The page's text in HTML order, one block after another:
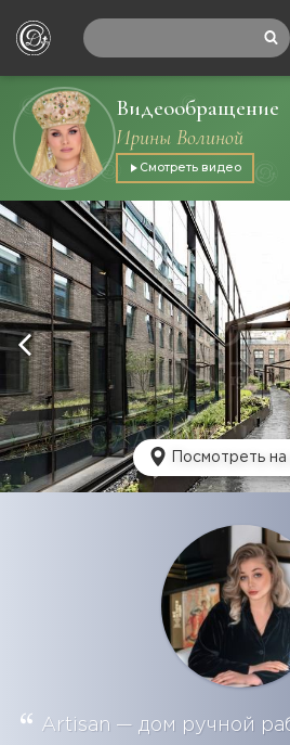
Видеообращение
Ирины Волиной
Смотреть видео
Посмотреть на
Artisan — дом ручной